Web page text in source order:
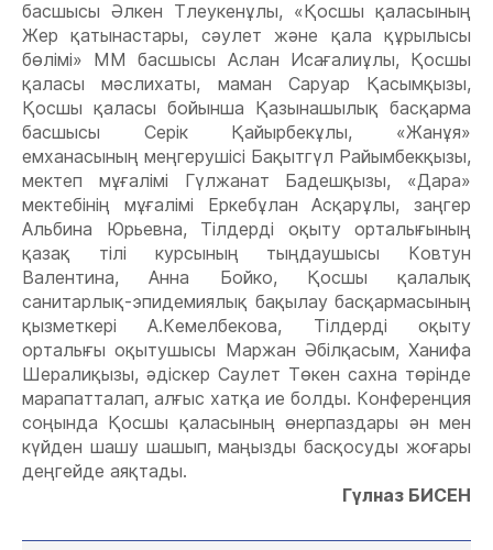
басшысы Әлкен Тлеукенұлы, «Қосшы қаласының
Жер қатынастары, сәулет және қала құрылысы
бөлімі» ММ басшысы Аслан Исағалиұлы, Қосшы
қаласы мәслихаты, маман Саруар Қасымқызы,
Қосшы қаласы бойынша Қазынашылық басқарма
басшысы Серік Қайырбекұлы, «Жанұя»
емханасының меңгерушісі Бақытгүл Райымбекқызы,
мектеп мұғалімі Гүлжанат Бадешқызы, «Дара»
мектебінің мұғалімі Еркебұлан Асқарұлы, заңгер
Альбина Юрьевна, Тілдерді оқыту орталығының
қазақ тілі курсының тыңдаушысы Ковтун
Валентина, Анна Бойко, Қосшы қалалық
санитарлық-эпидемиялық бақылау басқармасының
қызметкері А.Кемелбекова, Тілдерді оқыту
орталығы оқытушысы Маржан Әбілқасым, Ханифа
Шералиқызы, әдіскер Саулет Төкен сахна төрінде
марапатталап, алғыс хатқа ие болды. Конференция
соңында Қосшы қаласының өнерпаздары ән мен
күйден шашу шашып, маңызды басқосуды жоғары
деңгейде аяқтады.
Гүлназ БИСЕН